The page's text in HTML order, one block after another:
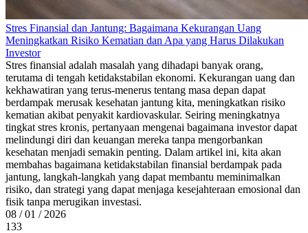
Stres Finansial dan Jantung: Bagaimana Kekurangan Uang
Meningkatkan Risiko Kematian dan Apa yang Harus Dilakukan
Investor
Stres finansial adalah masalah yang dihadapi banyak orang,
terutama di tengah ketidakstabilan ekonomi. Kekurangan uang dan
kekhawatiran yang terus-menerus tentang masa depan dapat
berdampak merusak kesehatan jantung kita, meningkatkan risiko
kematian akibat penyakit kardiovaskular. Seiring meningkatnya
tingkat stres kronis, pertanyaan mengenai bagaimana investor dapat
melindungi diri dan keuangan mereka tanpa mengorbankan
kesehatan menjadi semakin penting. Dalam artikel ini, kita akan
membahas bagaimana ketidakstabilan finansial berdampak pada
jantung, langkah-langkah yang dapat membantu meminimalkan
risiko, dan strategi yang dapat menjaga kesejahteraan emosional dan
fisik tanpa merugikan investasi.
08 / 01 / 2026
133